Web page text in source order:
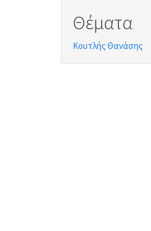
Θέματα
Κουτλής Θανάσης